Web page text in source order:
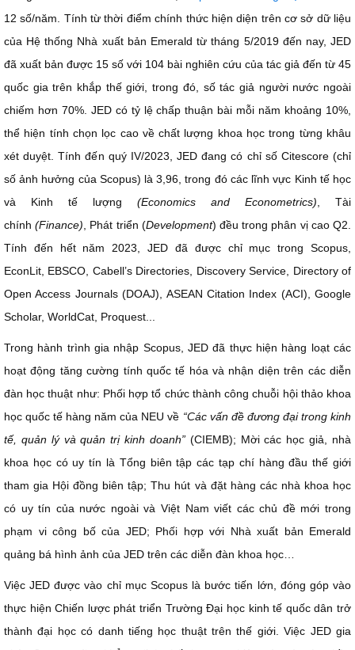
12 số/năm. Tính từ thời điểm chính thức hiện diện trên cơ sở dữ liệu
của Hệ thống Nhà xuất bản Emerald từ tháng 5/2019 đến nay, JED
đã xuất bản được 15 số với 104 bài nghiên cứu của tác giả đến từ 45
quốc gia trên khắp thế giới, trong đó, số tác giả người nước ngoài
chiếm hơn 70%. JED có tỷ lệ chấp thuận bài mỗi năm khoảng 10%,
thể hiện tính chọn lọc cao về chất lượng khoa học trong từng khâu
xét duyệt. Tính đến quý IV/2023, JED đang có chỉ số Citescore (chỉ
số ảnh hưởng của Scopus) là 3,96, trong đó các lĩnh vực Kinh tế học
và Kinh tế lượng (Economics and Econometrics), Tài
chính(Finance), Phát triển (Development) đều trong phân vị cao Q2.
Tính đến hết năm 2023, JED đã được chỉ mục trong Scopus,
EconLit, EBSCO, Cabell’s Directories, Discovery Service, Directory of
Open Access Journals (DOAJ), ASEAN Citation Index (ACI), Google
Scholar, WorldCat, Proquest...
Trong hành trình gia nhập Scopus, JED đã thực hiện hàng loạt các
hoạt động tăng cường tính quốc tế hóa và nhận diện trên các diễn
đàn học thuật như: Phối hợp tổ chức thành công chuỗi hội thảo khoa
học quốc tế hàng năm của NEU về “Các vấn đề đương đại trong kinh
tế, quản lý và quản trị kinh doanh”(CIEMB); Mời các học giả, nhà
khoa học có uy tín là Tổng biên tập các tạp chí hàng đầu thế giới
tham gia Hội đồng biên tập; Thu hút và đặt hàng các nhà khoa học
có uy tín của nước ngoài và Việt Nam viết các chủ đề mới trong
phạm vi công bố của JED; Phối hợp với Nhà xuất bản Emerald
quảng bá hình ảnh của JED trên các diễn đàn khoa học…
Việc JED được vào chỉ mục Scopus là bước tiến lớn, đóng góp vào
thực hiện Chiến lược phát triển Trường Đại học kinh tế quốc dân trở
thành đại học có danh tiếng học thuật trên thế giới. Việc JED gia